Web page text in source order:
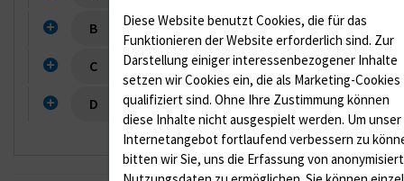
B
C
D
Diese Website benutzt Cookies, die für das
Funktionieren der Website erforderlich sind. Zur
Darstellung einiger interessenbezogener Inhalte
setzen wir Cookies ein, die als Marketing-Cookies
qualifiziert sind. Ohne Ihre Zustimmung können
diese Inhalte nicht ausgespielt werden. Um unser
Internetangebot fortlaufend verbessern zu
bitten wir Sie, uns die Erfassung von